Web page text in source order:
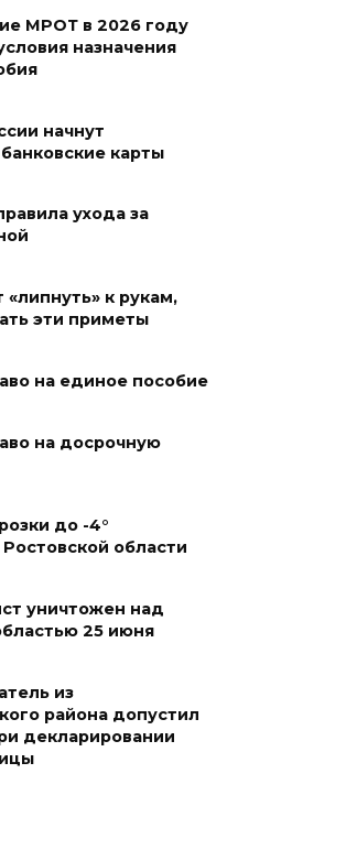
18:32
18:32
разгром в Кубке
во дворе
18:29
к школе
18:27
политических
18:25
18:21
МРОТ в 2026 году
назначения
начнут
карты
ухода за
«липнуть» к рукам,
эти приметы
на единое пособие
на досрочную
до -4°
области
уничтожен над
25 июня
из
района допустил
декларировании